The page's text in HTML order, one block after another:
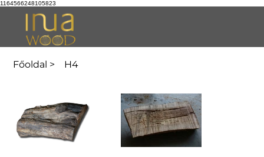
1164566248105823
Főoldal > H4